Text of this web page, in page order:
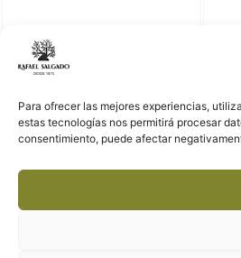
Para ofrecer las mejores experiencias,
estas tecnologías nos permitirá procesar
consentimiento, puede afectar